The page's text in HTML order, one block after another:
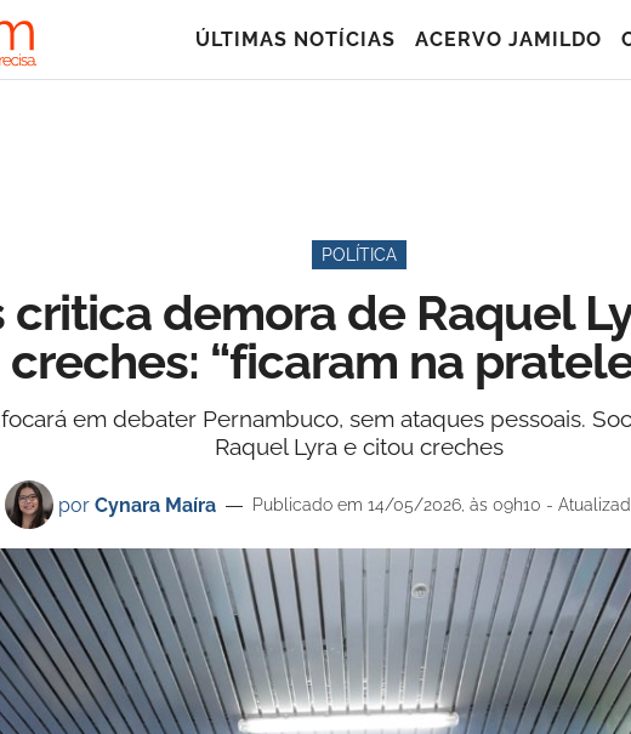
ÚLTIMAS NOTÍCIAS ACERVO JAMILDO
POLÍTICA
critica demora de Raquel
creches: “ficaram na
em debater Pernambuco, sem ataques pessoais.
Raquel Lyra e citou creches
por Cynara Maíra Publicado em 14/05/2026, às 09h10 -